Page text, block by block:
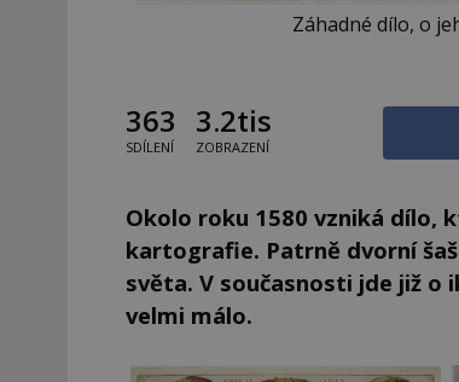
Záhadné dílo, o
363
SDÍLENÍ
3.2tis
ZOBRAZENÍ
Okolo roku 1580 vzniká dílo,
kartografie. Patrně dvorní
světa. V současnosti jde již
velmi málo.